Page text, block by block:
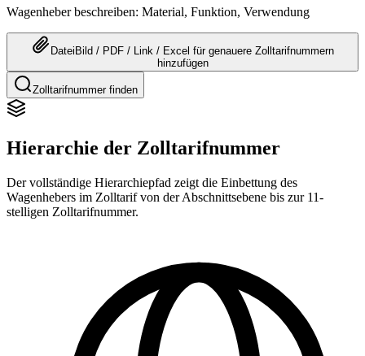
Wagenheber beschreiben: Material, Funktion, Verwendung
Datei Bild / PDF / Link / Excel für genauere Zolltarifnummern
hinzufügen
Zolltarifnummer finden
Hierarchie der Zolltarifnummer
Der vollständige Hierarchiepfad zeigt die Einbettung des
Wagenhebers im Zolltarif von der Abschnittsebene bis zur 11-
stelligen Zolltarifnummer.